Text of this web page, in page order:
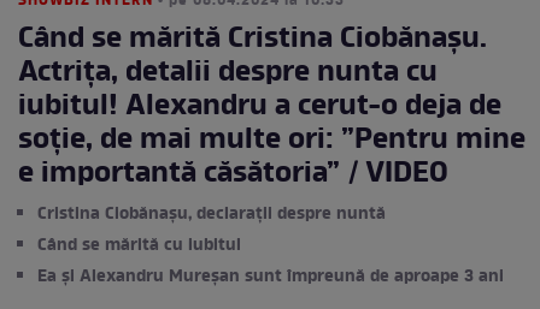
Când se mărită Cristina Ciobănașu.
Actrița, detalii despre nunta cu
iubitul! Alexandru a cerut-o deja de
soție, de mai multe ori: ”Pentru mine
e importantă căsătoria” / VIDEO
Cristina Ciobănașu, declarații despre nuntă
Când se mărită cu iubitul
Ea și Alexandru Mureșan sunt împreună de aproape 3 ani